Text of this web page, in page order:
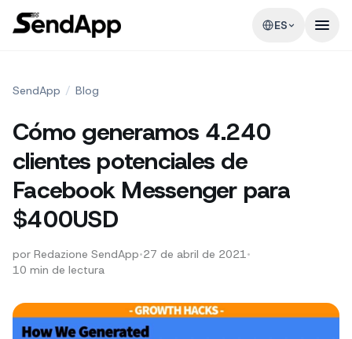
ES
SendApp / Blog
Cómo generamos 4.240
clientes potenciales de
Facebook Messenger para
$400USD
por Redazione SendApp•27 de abril de 2021•
10 min de lectura